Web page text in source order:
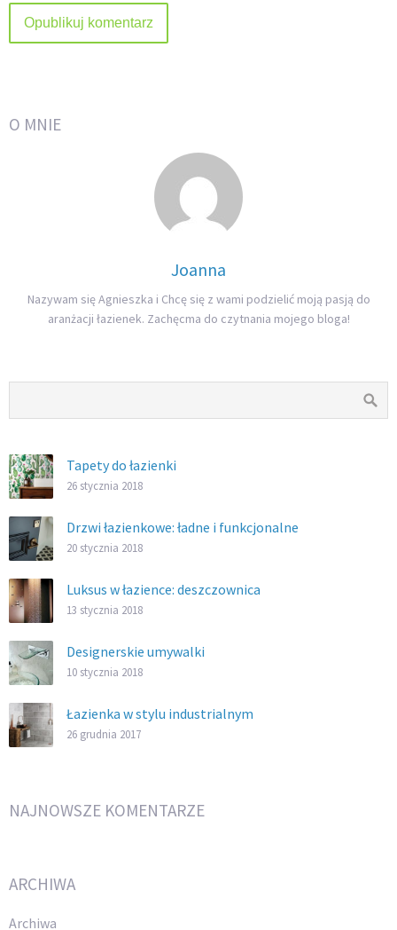
O MNIE
Joanna
Nazywam się Agnieszka i Chcę się z wami podzielić moją pasją do
aranżacji łazienek. Zachęcma do czytnania mojego bloga!
Tapety do łazienki
26 stycznia 2018
Drzwi łazienkowe: ładne i funkcjonalne
20 stycznia 2018
Luksus w łazience: deszczownica
13 stycznia 2018
Designerskie umywalki
10 stycznia 2018
Łazienka w stylu industrialnym
26 grudnia 2017
NAJNOWSZE KOMENTARZE
ARCHIWA
Archiwa